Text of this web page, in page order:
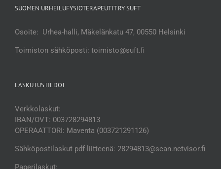
SUOMEN URHEILUFYSIOTERAPEUTIT RY SUFT
Osoite: Urhea-halli, Mäkelänkatu 47, 00550 Helsinki
Toimiston sähköposti: toimisto@suft.fi
LASKUTUSTIEDOT
Verkkolaskut:
IBAN/OVT: 003728294813
OPERAATTORI: Maventa (003721291126)
Sähköpostilaskut pdf-liitteenä: 28294813@scan.netvisor.fi
Paperilaskut: